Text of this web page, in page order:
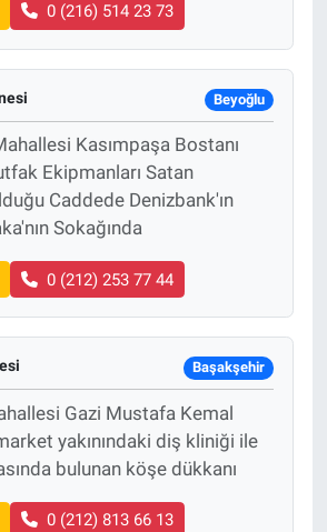
0 (216) 514 23 73
Beyoğlu
Kasımpaşa Bostanı
Ekipmanları Satan
Caddede Denizbank'ın
Sokağında
0 (212) 253 77 44
Başakşehir
Gazi Mustafa Kemal
yakınındaki diş kliniği ile
bulunan köşe dükkanı
0 (212) 813 66 13